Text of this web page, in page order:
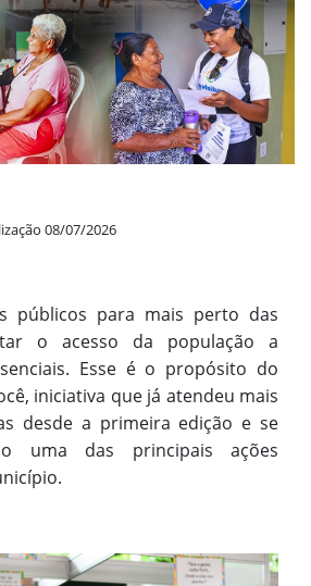
08/07/2026
públicos para mais perto das
o acesso da população a
Esse é o propósito do
iniciativa que já atendeu mais
desde a primeira edição e se
uma das principais ações